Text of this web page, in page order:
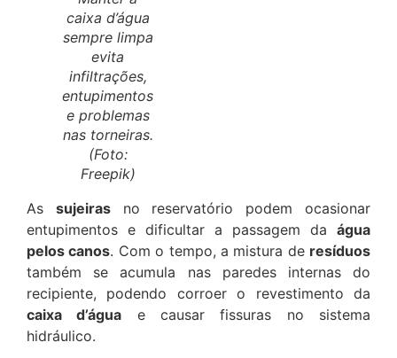
caixa d’água
sempre limpa
evita
infiltrações,
entupimentos
e problemas
nas torneiras.
(Foto:
Freepik)
As sujeirasno reservatório podem ocasionar
entupimentos e dificultar a passagem da água
pelos canos. Com o tempo, a mistura de resíduos
também se acumula nas paredes internas do
recipiente, podendo corroer o revestimento da
caixa d’água e causar fissuras no sistema
hidráulico.